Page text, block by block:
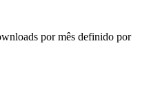
por mês definido por